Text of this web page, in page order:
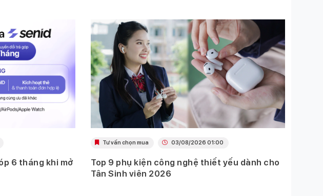
6 tháng khi mở
Tư vấn chọn mua 03/08/2026 01:00
Top 9 phụ kiện công nghệ thiết yếu dành cho
Tân Sinh viên 2026